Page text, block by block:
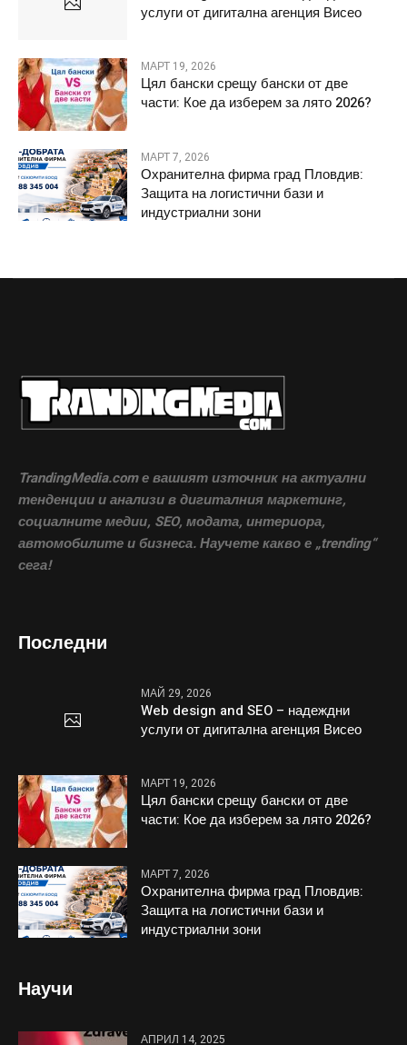
услуги от дигитална агенция Висео
МАРТ 19, 2026
Цял бански срещу бански от две
части: Кое да изберем за лято 2026?
МАРТ 7, 2026
Охранителна фирма град Пловдив:
Защита на логистични бази и
индустриални зони
TrandingMedia.com е вашият източник на актуални
тенденции и анализи в дигиталния маркетинг,
социалните медии, SEO, модата, интериора,
автомобилите и бизнеса. Научете какво е „trending“
сега!
Последни
МАЙ 29, 2026
Web design and SEO – надеждни
услуги от дигитална агенция Висео
МАРТ 19, 2026
Цял бански срещу бански от две
части: Кое да изберем за лято 2026?
МАРТ 7, 2026
Охранителна фирма град Пловдив:
Защита на логистични бази и
индустриални зони
Научи
АПРИЛ 14, 2025